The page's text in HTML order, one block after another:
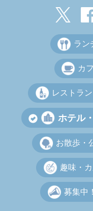
ラン
カ
レストラ
ホテル
お散歩・
趣味・
募集中！